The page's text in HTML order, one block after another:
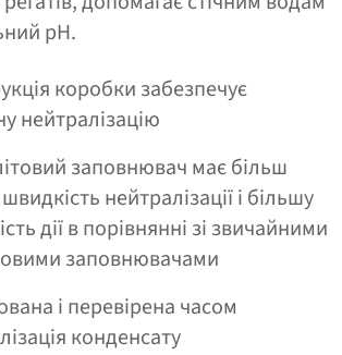
рН.
коробки забезпечує
нейтралізацію
заповнювач має більш
нейтралізації і більшу
дії в порівнянні зі звичайними
заповнювачами
і перевірена часом
конденсату